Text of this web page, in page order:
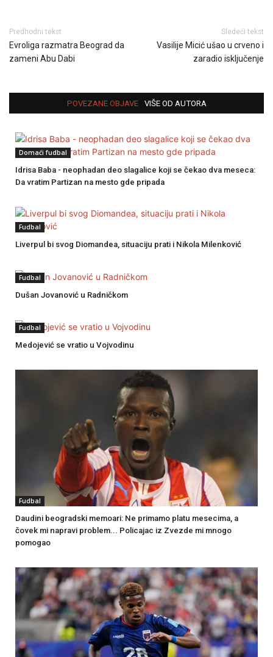
Predhodni tekst
Evroliga razmatra Beograd da
zameni Abu Dabi
Sledeći tekst
Vasilije Micić ušao u crveno i
zaradio isključenje
POVEZANE OBJAVE VIŠE OD AUTORA
Domaći fudbal
Idrisa Baba - neophadan deo slagalice koji se čekao dva meseca:
Da vratim Partizan na mesto gde pripada
Fudbal
Liverpul bi svog Diomandea, situaciju prati i Nikola Milenković
Fudbal
Dušan Jovanović u Radničkom
Fudbal
Medojević se vratio u Vojvodinu
Fudbal
Daudini beogradski memoari: Ne primamo platu mesecima, a
čovek mi napravi problem... Policajac iz Zvezde mi mnogo
pomogao